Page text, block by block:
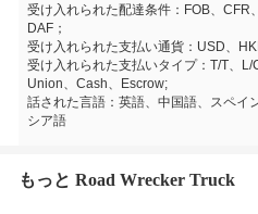
受け入れられた配達条件：FOB、CFR
DAF；
受け入れられた支払い通貨：USD、
受け入れられた支払いタイプ：T/T、
Union、Cash、Escrow;
話された言語：英語、中国語、スペイ
シア語
もっと Road Wrecker Truck